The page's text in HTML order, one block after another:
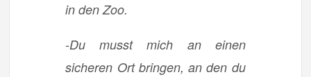
in den Zoo.
-Du musst mich an einen
sicheren Ort bringen, an den du